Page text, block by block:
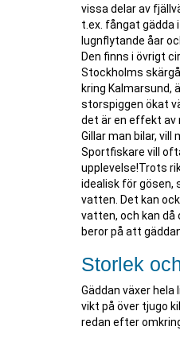
vissa delar av
t.ex. fångat gädda
lugnflytande åar
Den finns i övrigt
Stockholms
kring Kalmarsund,
storspiggen ökat
det är en effekt av
Gillar man bilar, vill
Sportfiskare vill
upplevelse!Trots
idealisk för gösen,
vatten. Det kan
vatten, och kan då
beror på att
Storlek
Gäddan växer
vikt på över tjugo
redan efter